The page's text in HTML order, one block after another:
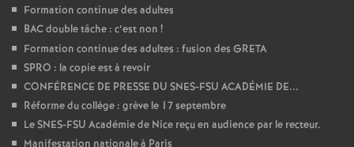
Formation continue des adultes
BAC double tâche : c’est non !
Formation continue des adultes : fusion des GRETA
SPRO : la copie est à revoir
CONFÉRENCE DE PRESSE DU SNES-FSU ACADÉMIE DE...
Réforme du collège : grève le 17 septembre
Le SNES-FSU Académie de Nice reçu en audience par le recteur.